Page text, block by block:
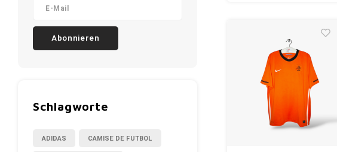
Abonnieren
Schlagworte
ADIDAS CAMISE DE FUTBOL